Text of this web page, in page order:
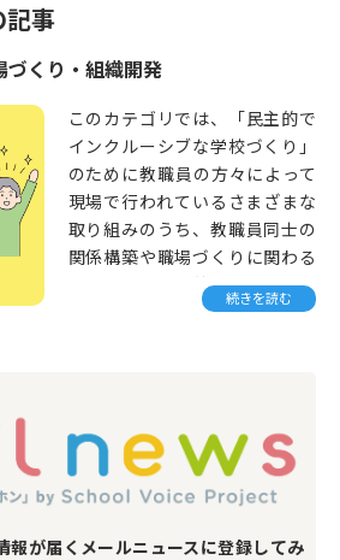
記事
づくり・組織開発
このカテゴリでは、「民主的で
インクルーシブな学校づくり」
のために教職員の方々によって
現場で行われているさまざまな
取り組みのうち、教職員同士の
関係構築や職場づくりに関わる
もの（働き方改革・ビジョン共
有など組織開発全般）を紹介し
続きを読む
報が届くメールニュースに登録してみ